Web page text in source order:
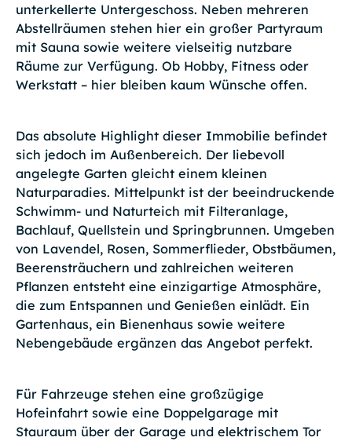
unterkellerte Untergeschoss. Neben mehreren
Abstellräumen stehen hier ein großer Partyraum
mit Sauna sowie weitere vielseitig nutzbare
Räume zur Verfügung. Ob Hobby, Fitness oder
Werkstatt – hier bleiben kaum Wünsche offen.
Das absolute Highlight dieser Immobilie befindet
sich jedoch im Außenbereich. Der liebevoll
angelegte Garten gleicht einem kleinen
Naturparadies. Mittelpunkt ist der beeindruckende
Schwimm- und Naturteich mit Filteranlage,
Bachlauf, Quellstein und Springbrunnen. Umgeben
von Lavendel, Rosen, Sommerflieder, Obstbäumen,
Beerensträuchern und zahlreichen weiteren
Pflanzen entsteht eine einzigartige Atmosphäre,
die zum Entspannen und Genießen einlädt. Ein
Gartenhaus, ein Bienenhaus sowie weitere
Nebengebäude ergänzen das Angebot perfekt.
Für Fahrzeuge stehen eine großzügige
Hofeinfahrt sowie eine Doppelgarage mit
Stauraum über der Garage und elektrischem Tor